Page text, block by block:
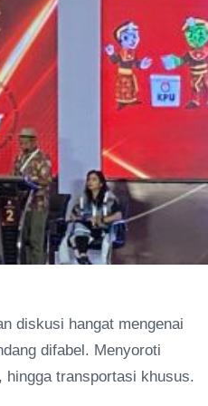
diskusi hangat mengenai
difabel. Menyoroti
transportasi khusus.